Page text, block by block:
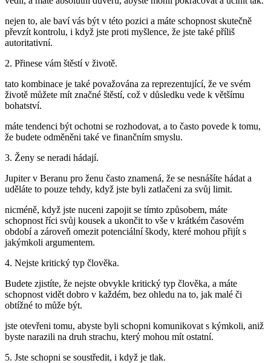
nejen to, ale baví vás být v této pozici a máte schopnost skutečně
převzít kontrolu, i když jste proti myšlence, že jste také příliš
autoritativní.
2. Přinese vám štěstí v životě.
tato kombinace je také považována za reprezentující, že ve svém
životě můžete mít značné štěstí, což v důsledku vede k většímu
bohatství.
máte tendenci být ochotni se rozhodovat, a to často povede k tomu,
že budete odměněni také ve finančním smyslu.
3. Ženy se neradi hádají.
Jupiter v Beranu pro ženu často znamená, že se nesnášíte hádat a
uděláte to pouze tehdy, když jste byli zatlačeni za svůj limit.
nicméně, když jste nuceni zapojit se tímto způsobem, máte
schopnost říci svůj kousek a ukončit to vše v krátkém časovém
období a zároveň omezit potenciální škody, které mohou přijít s
jakýmkoli argumentem.
4. Nejste kritický typ člověka.
Budete zjistíte, že nejste obvykle kritický typ člověka, a máte
schopnost vidět dobro v každém, bez ohledu na to, jak malé či
obtížné to může být.
jste otevřeni tomu, abyste byli schopni komunikovat s kýmkoli, aniž
byste narazili na druh strachu, který mohou mít ostatní.
5. Jste schopni se soustředit, i když je tlak.